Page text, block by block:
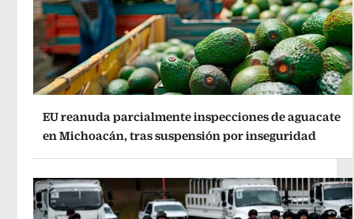
EU reanuda parcialmente inspecciones de aguacate
en Michoacán, tras suspensión por inseguridad